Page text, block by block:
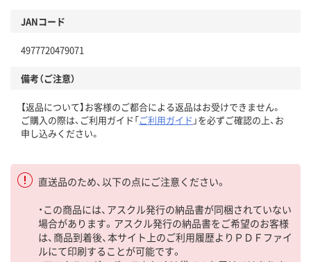
JANコード
4977720479071
備考（ご注意）
【返品について】お客様のご都合による返品はお受けできません。
ご購入の際は、ご利用ガイド「ご利用ガイド 」を必ずご確認の上、お
申し込みください。
直送品のため、以下の点にご注意ください。
・この商品には、アスクル発行の納品書が同梱されていない
場合があります。アスクル発行の納品書をご希望のお客様
は、商品到着後、本サイト上のご利用履歴よりＰＤＦファイ
ルにて印刷することが可能です。